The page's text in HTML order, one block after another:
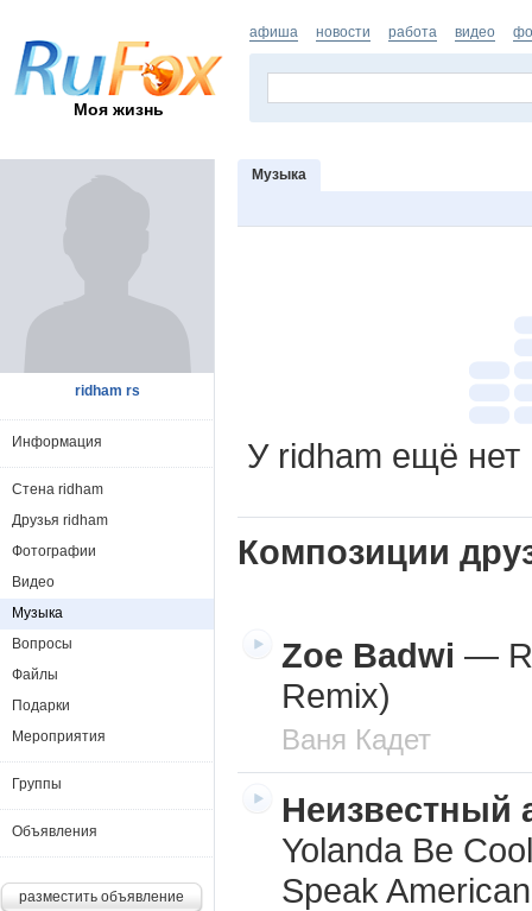
Моя жизнь
афиша новости работа видео
Музыка
У ridham ещё нет
Композиции
Zoe Badwi —
Remix)
Ваня Кадет
Неизвестный
Yolanda Be
Speak
ridham rs
Информация
Стена ridham
Друзья ridham
Фотографии
Видео
Музыка
Вопросы
Файлы
Подарки
Мероприятия
Группы
Объявления
разместить объявление